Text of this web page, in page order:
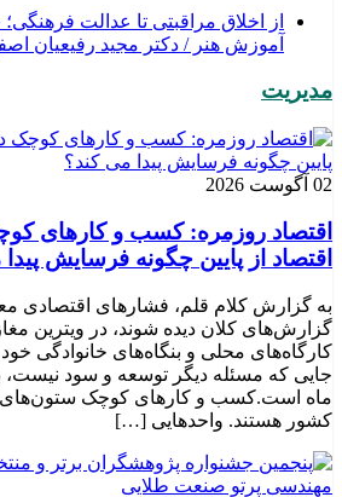
از اخلاق مراقبتی تا عدالت
آموزش هنر / دکتر مجید رفیعیان
مدیریت
02 آگوست 2026
اقتصاد روزمره: کسب‌ و کارهای
اقتصاد از پایین چگونه فرسایش
به گزارش کلام قلم، فشارهای اقتصادی
گزارش‌های کلان دیده شوند، در ویترین
کارگاه‌های محلی و بنگاه‌های خانوادگی
جایی که مسئله دیگر توسعه و سود نیست،
ماه است.کسب‌ و کارهای کوچک ستون‌های
کشور هستند. واحدهایی […]